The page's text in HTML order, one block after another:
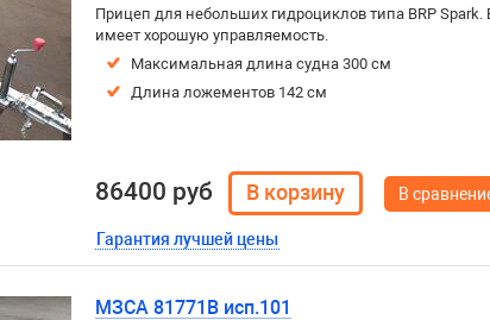
Прицеп для небольших гидроциклов типа BRP
имеет хорошую управляемость.
Максимальная длина судна 300 см
Длина ложементов 142 см
86400 руб
Гарантия лучшей цены
В
МЗСА 81771B исп.101